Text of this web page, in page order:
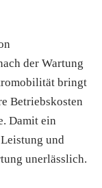
der Wartung
bringt
Betriebskosten
Damit ein
und
unerlässlich.